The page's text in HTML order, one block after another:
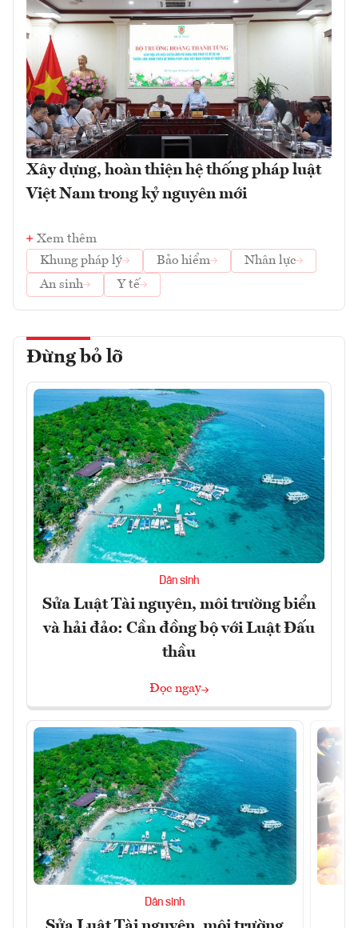
Xây dựng, hoàn thiện hệ thống pháp luật
Việt Nam trong kỷ nguyên mới
Xem thêm
Khung pháp lý
Bảo hiểm
Nhân lực
An sinh
Y tế
Đừng bỏ lỡ
Dân sinh
Sửa Luật Tài nguyên, môi trường biển
và hải đảo: Cần đồng bộ với Luật Đấu
thầu
Đọc ngay
Dân sinh